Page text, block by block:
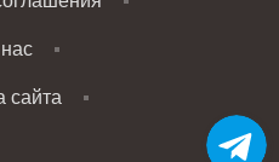
сайта